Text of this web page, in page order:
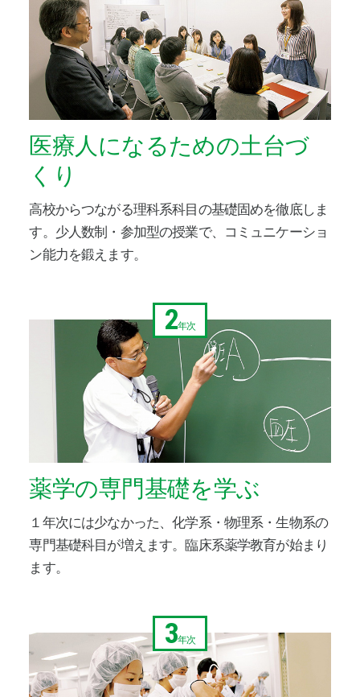
医療人になるための土台づ
くり
高校からつながる理科系科目の基礎固めを徹底しま
す。少人数制・参加型の授業で、コミュニケーショ
ン能力を鍛えます。
2年次
薬学の専門基礎を学ぶ
１年次には少なかった、化学系・物理系・生物系の
専門基礎科目が増えます。臨床系薬学教育が始まり
ます。
3年次